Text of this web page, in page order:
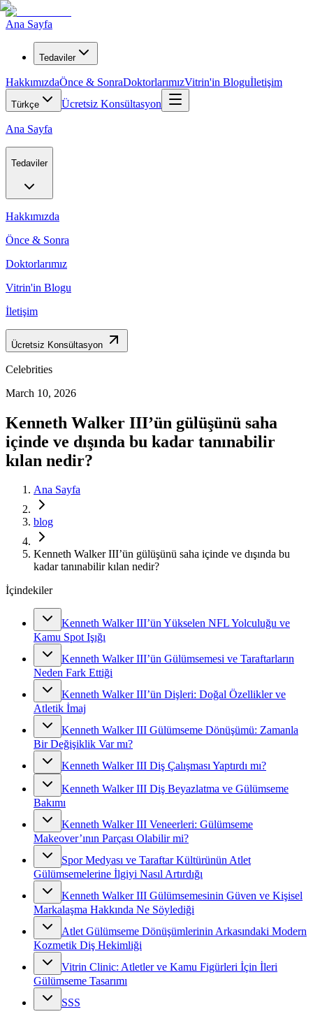
Ana Sayfa
Tedaviler
HakkımızdaÖnce & SonraDoktorlarımızVitrin'in Bloguİletişim
Türkçe Ücretsiz Konsültasyon
Ana Sayfa
Tedaviler
Hakkımızda
Önce & Sonra
Doktorlarımız
Vitrin'in Blogu
İletişim
Ücretsiz Konsültasyon
Celebrities
March 10, 2026
Kenneth Walker III’ün gülüşünü saha
içinde ve dışında bu kadar tanınabilir
kılan nedir?
Ana Sayfa
blog
Kenneth Walker III’ün gülüşünü saha içinde ve dışında bu
kadar tanınabilir kılan nedir?
İçindekiler
Kenneth Walker III’ün Yükselen NFL Yolculuğu ve
Kamu Spot Işığı
Kenneth Walker III’ün Gülümsemesi ve Taraftarların
Neden Fark Ettiği
Kenneth Walker III’ün Dişleri: Doğal Özellikler ve
Atletik İmaj
Kenneth Walker III Gülümseme Dönüşümü: Zamanla
Bir Değişiklik Var mı?
Kenneth Walker III Diş Çalışması Yaptırdı mı?
Kenneth Walker III Diş Beyazlatma ve Gülümseme
Bakımı
Kenneth Walker III Veneerleri: Gülümseme
Makeover’ının Parçası Olabilir mi?
Spor Medyası ve Taraftar Kültürünün Atlet
Gülümsemelerine İlgiyi Nasıl Artırdığı
Kenneth Walker III Gülümsemesinin Güven ve Kişisel
Markalaşma Hakkında Ne Söylediği
Atlet Gülümseme Dönüşümlerinin Arkasındaki Modern
Kozmetik Diş Hekimliği
Vitrin Clinic: Atletler ve Kamu Figürleri İçin İleri
Gülümseme Tasarımı
SSS